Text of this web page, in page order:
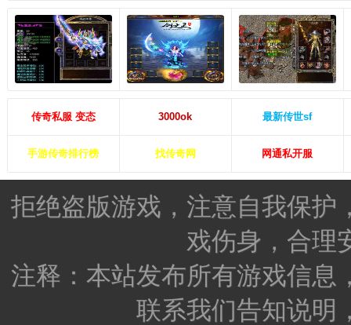
传奇私服 变态 3000ok 最新传世sf
手游传奇排行榜 找传奇网 网通私开服
拒绝盗版游戏，注意自我保护
戏伤身，合理
注释：本站发布所有游戏信息
联系我们告知说明